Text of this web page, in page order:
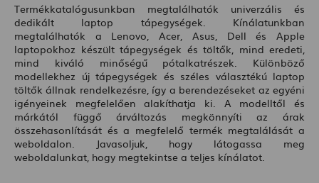
Termékkatalógusunkban megtalálhatók univerzális és
dedikált laptop tápegységek. Kínálatunkban
megtalálhatók a Lenovo, Acer, Asus, Dell és Apple
laptopokhoz készült tápegységek és töltők, mind eredeti,
mind kiváló minőségű pótalkatrészek. Különböző
modellekhez új tápegységek és széles választékú laptop
töltők állnak rendelkezésre, így a berendezéseket az egyéni
igényeinek megfelelően alakíthatja ki. A modelltől és
márkától függő árváltozás megkönnyíti az árak
összehasonlítását és a megfelelő termék megtalálását a
weboldalon. Javasoljuk, hogy látogassa meg
weboldalunkat, hogy megtekintse a teljes kínálatot.